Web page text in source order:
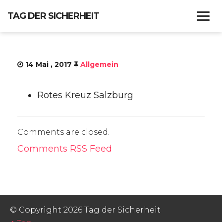
TAG DER SICHERHEIT
WANN?
PROGRAMM
14 Mai , 2017 Allgemein
Rotes Kreuz Salzburg
Comments are closed.
Comments RSS Feed
© Copyright 2026 Tag der Sicherheit